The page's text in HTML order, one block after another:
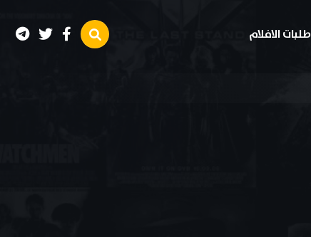
طلبات الافلام